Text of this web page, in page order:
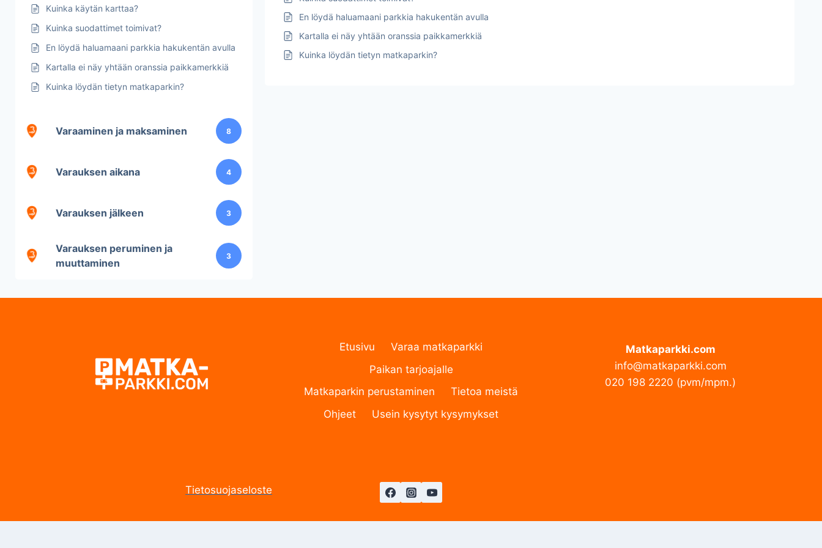
Kuinka käytän karttaa?
Kuinka suodattimet toimivat?
En löydä haluamaani parkkia hakukentän avulla
Kartalla ei näy yhtään oranssia paikkamerkkiä
Kuinka löydän tietyn matkaparkin?
Varaaminen ja maksaminen 8
Varauksen aikana 4
Varauksen jälkeen 3
Varauksen peruminen ja
muuttaminen
3
En löydä haluamaani parkkia hakukentän avulla
Kartalla ei näy yhtään oranssia paikkamerkkiä
Kuinka löydän tietyn matkaparkin?
Etusivu
Varaa matkaparkki
Paikan tarjoajalle
Matkaparkin perustaminen
Tietoa meistä
Ohjeet
Usein kysytyt kysymykset
Matkaparkki.com
info@matkaparkki.com
020 198 2220 (pvm/mpm.)
Tietosuojaseloste